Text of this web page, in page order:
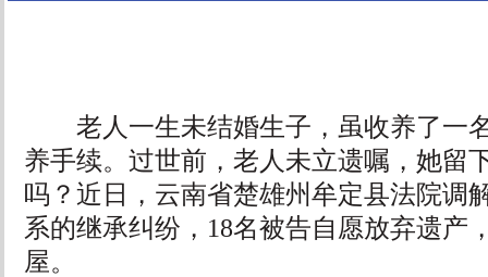
老人一生未结婚生子，虽收养了一
养手续。过世前，老人未立遗嘱，她留
吗？近日，云南省楚雄州牟定县法院调
系的继承纠纷，18名被告自愿放弃遗产
屋。